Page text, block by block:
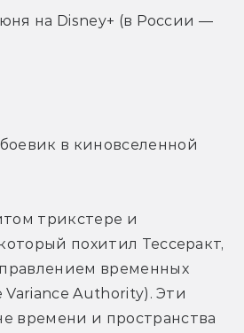
на Disney+ (в России —
в киновселенной
трикстере и
похитил Тессеракт,
временных
Authority). Эти
времени и пространства